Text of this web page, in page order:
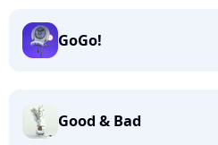
GoGo!
Good & Bad